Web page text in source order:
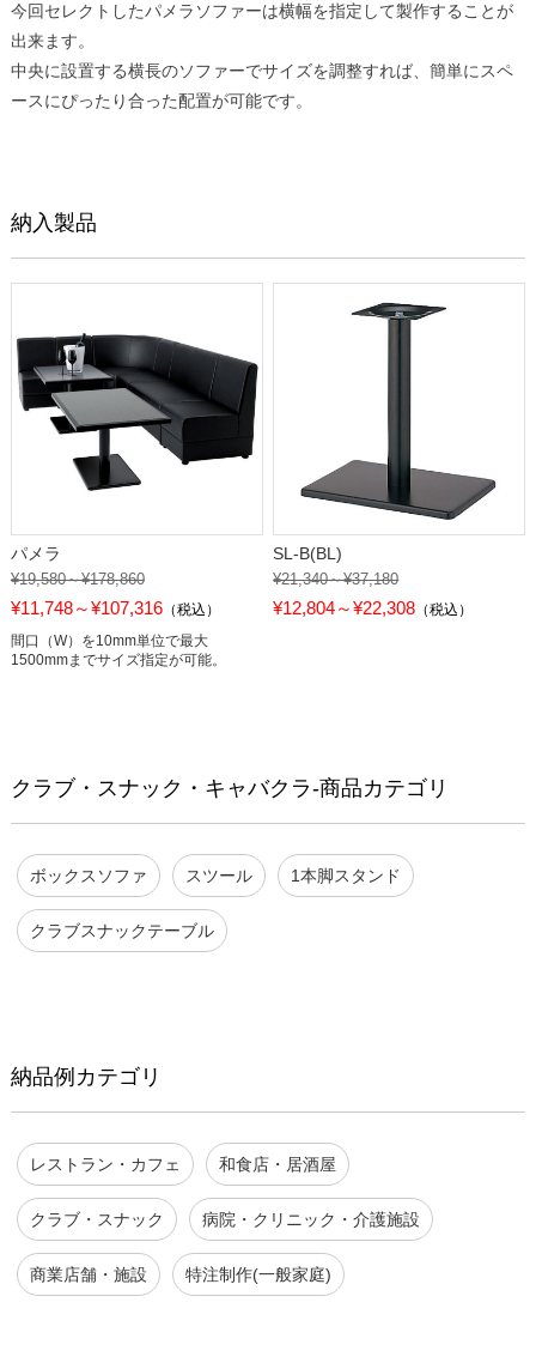
今回セレクトしたパメラソファーは横幅を指定して製作することが
出来ます。
中央に設置する横長のソファーでサイズを調整すれば、簡単にスペ
ースにぴったり合った配置が可能です。
納入製品
パメラ
¥19,580～¥178,860
¥11,748～¥107,316（税込）
間口（W）を10mm単位で最大
1500mmまでサイズ指定が可能。
SL-B(BL)
¥21,340～¥37,180
¥12,804～¥22,308 （税込）
クラブ・スナック・キャバクラ-商品カテゴリ
ボックスソファ スツール 1本脚スタンド
クラブスナックテーブル
納品例カテゴリ
レストラン・カフェ 和食店・居酒屋
クラブ・スナック 病院・クリニック・介護施設
商業店舗・施設 特注制作(一般家庭)